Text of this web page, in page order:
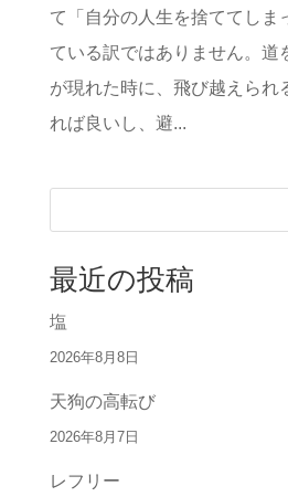
て「自分の人生を捨ててしま
ている訳ではありません。道
が現れた時に、飛び越えられ
れば良いし、避...
最近の投稿
塩
2026年8月8日
天狗の高転び
2026年8月7日
レフリー